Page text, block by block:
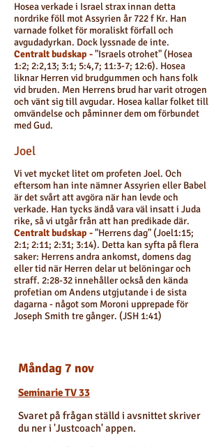
Hosea verkade i Israel strax innan detta
nordrike föll mot Assyrien år 722 f Kr. Han
varnade folket för moraliskt förfall och
avgudadyrkan. Dock lyssnade de inte.
Centralt budskap -"Israels otrohet" (Hosea
1:2; 2:2,13; 3:1; 5:4,7; 11:3-7; 12:6). Hosea
liknar Herren vid brudgummen och hans folk
vid bruden. Men Herrens brud har varit otrogen
och vänt sig till avgudar. Hosea kallar folket till
omvändelse och påminner dem om förbundet
med Gud.
Joel
Vi vet mycket litet om profeten Joel. Och
eftersom han inte nämner Assyrien eller Babel
är det svårt att avgöra när han levde och
verkade. Han tycks ändå vara väl insatt i Juda
rike, så vi utgår från att han predikade där.
Centralt budskap -"Herrens dag" (Joel1:15;
2:1; 2:11; 2:31; 3:14). Detta kan syfta på flera
saker: Herrens andra ankomst, domens dag
eller tid när Herren delar ut belöningar och
straff. 2:28-32 innehåller också den kända
profetian om Andens utgjutande i de sista
dagarna - något som Moroni upprepade för
Joseph Smith tre gånger. (JSH 1:41)
Måndag 7 nov
Seminarie TV 33
Svaret på frågan ställd i avsnittet skriver
du ner i 'Justcoach' appen.